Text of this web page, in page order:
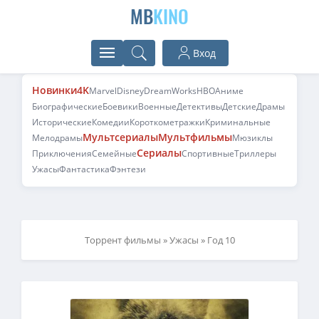
MBKINO
Вход
Новинки4KMarvelDisneyDreamWorksHBOАниме
БиографическиеБоевикиВоенныеДетективыДетскиеДрамы
ИсторическиеКомедииКороткометражкиКриминальные
МелодрамыМультсериалыМультфильмыМюзиклы
ПриключенияСемейныеСериалыСпортивныеТриллеры
УжасыФантастикаФэнтези
Торрент фильмы »Ужасы » Год 10